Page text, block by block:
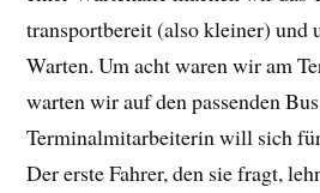
transportbereit (also kleiner) und
Warten. Um acht waren wir am
warten wir auf den passenden
Terminalmitarbeiterin will sich
Der erste Fahrer, den sie fragt,